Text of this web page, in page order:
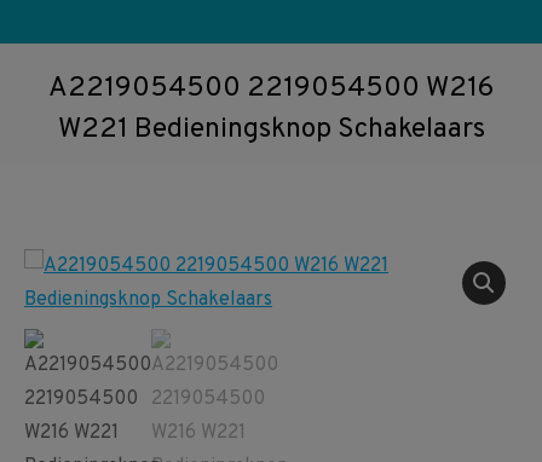
A2219054500 2219054500 W216
W221 Bedieningsknop Schakelaars